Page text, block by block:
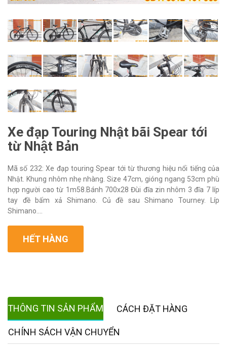
Xe đạp Touring Nhật bãi Spear tới
từ Nhật Bản
Mã số 232: Xe đạp touring Spear tới từ thương hiệu nổi tiếng của
Nhật. Khung nhôm nhẹ nhàng. Size 47cm, gióng ngang 53cm phù
hợp người cao từ 1m58.Bánh 700x28 Đùi đĩa zin nhôm 3 đĩa 7 líp
tay đề bấm xả Shimano. Củ đề sau Shimano Tourney. Líp
Shimano....
HẾT HÀNG
THÔNG TIN SẢN PHẨM CÁCH ĐẶT HÀNG
CHÍNH SÁCH VẬN CHUYỂN